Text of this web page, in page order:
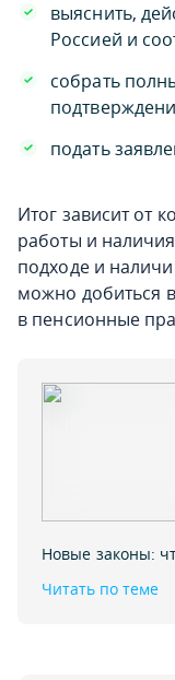
выяснить,
Россией и
собрать
подать
Итог зависит от
работы и
подходе и
можно добиться
в пенсионные
Новые законы:
Читать по теме